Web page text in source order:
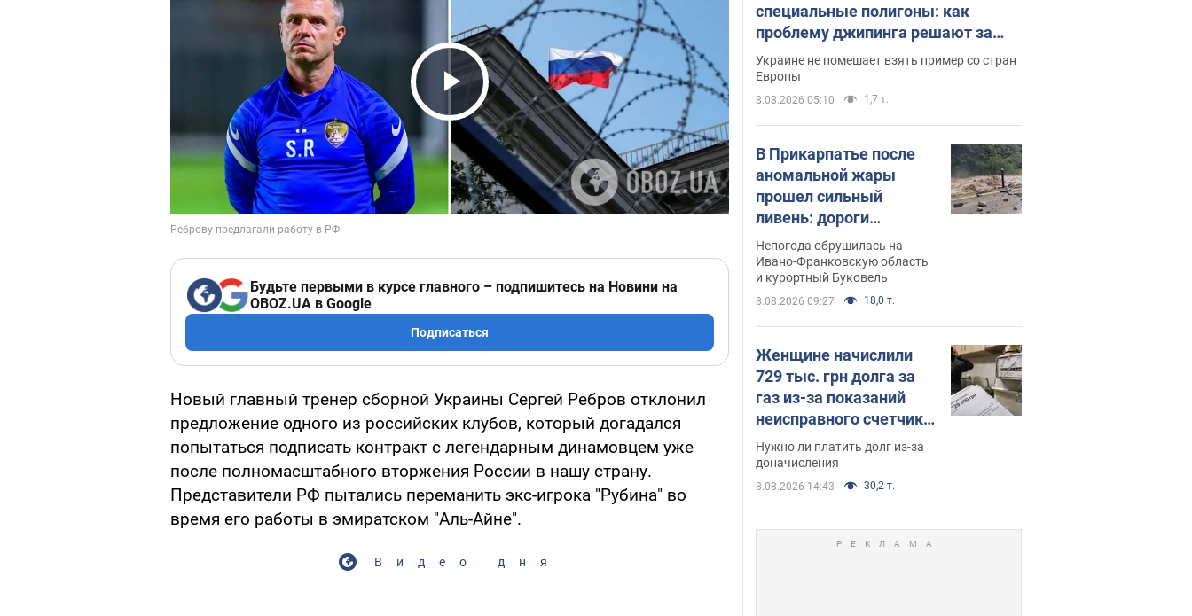
Play Video
Будьте первыми в курсе главного – подпишитесь на Новини на
OBOZ.UA в Google
Подписаться
Новый главный тренер сборной Украины Сергей Ребров отклонил
предложение одного из российских клубов, который догадался
попытаться подписать контракт с легендарным динамовцем уже
после полномасштабного вторжения России в нашу страну.
Представители РФ пытались переманить экс-игрока "Рубина" во
время его работы в эмиратском "Аль-Айне".
Видео дня
специальные полигоны: как
проблему джипинга решают за
границей
Украине не помешает взять пример со стран
Европы
8.08.2026 05:10 1,7 т.
В Прикарпатье после
аномальной жары
прошел сильный
ливень: дороги
превратились в реки.
Видео
Непогода обрушилась на
Ивано-Франковскую область
и курортный Буковель
8.08.2026 09:27 18,0 т.
Женщине начислили
729 тыс. грн долга за
газ из-за показаний
неисправного счетчика:
судья вынес
неожиданное решение
Нужно ли платить долг из-за
доначисления
8.08.2026 14:43 30,2 т.